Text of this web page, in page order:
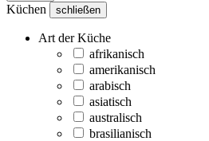
Küchen schließen
Art der Küche
afrikanisch
amerikanisch
arabisch
asiatisch
australisch
brasilianisch